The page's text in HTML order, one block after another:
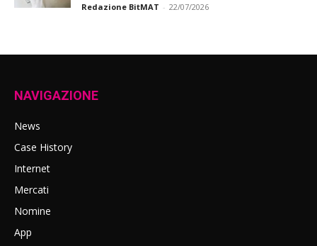
Redazione BitMAT - 22/07/2026
NAVIGAZIONE
News
Case History
Internet
Mercati
Nomine
App